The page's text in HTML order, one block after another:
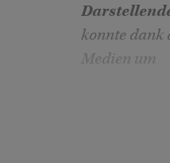
konnte dank
Medien um